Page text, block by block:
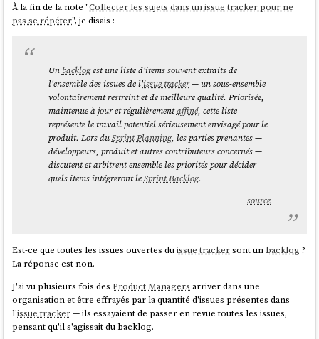
À la fin de la note "Collecter les sujets dans un issue tracker pour ne
pas se répéter", je disais :
Un backlogest une liste d'items souvent extraits de
l'ensemble des issues de l'issue tracker— un sous-ensemble
volontairement restreint et de meilleure qualité. Priorisée,
maintenue à jour et régulièrementaffiné, cette liste
représente le travail potentiel sérieusement envisagé pour le
produit. Lors duSprint Planning, les parties prenantes —
développeurs, produit et autres contributeurs concernés —
discutent et arbitrent ensemble les priorités pour décider
quels items intégreront leSprint Backlog.
source
Est-ce que toutes les issues ouvertes duissue trackersont un backlog ?
La réponse est non.
J'ai vu plusieurs fois desProduct Managers arriver dans une
organisation et être effrayés par la quantité d'issues présentes dans
l'issue tracker— ils essayaient de passer en revue toutes les issues,
pensant qu'il s'agissait du backlog.